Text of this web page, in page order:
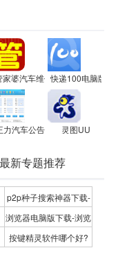
导航电脑版
家婆汽车维修管理软件
快递100电脑版
力汽车公告 灵图UU
最新专题推荐
p2p种子搜索神器下载-
P2P种子搜索神器专题
浏览器电脑版下载-浏览
器下载合集
按键精灵软件哪个好?